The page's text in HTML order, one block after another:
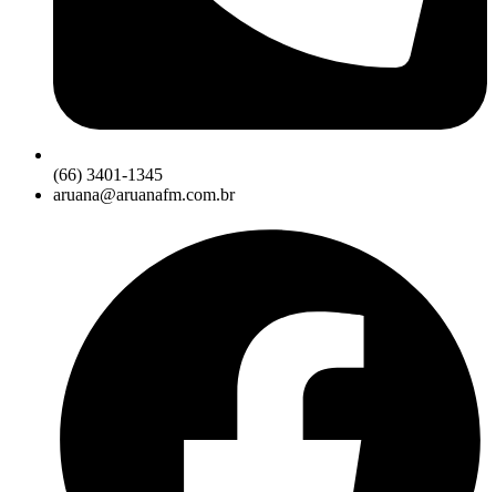
(66) 3401-1345
aruana@aruanafm.com.br